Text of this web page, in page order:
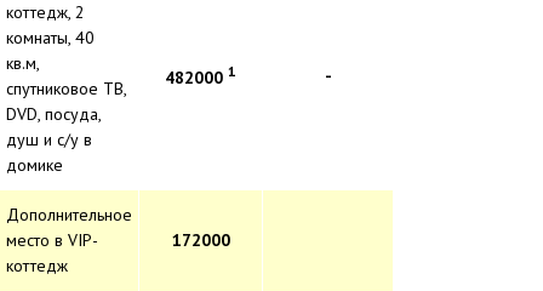
коттедж, 2
комнаты, 40
кв.м,
спутниковое ТВ,
DVD, посуда,
душ и с/у в
домике
482000 1 -
Дополнительное
место в VIP-
коттедж
172000